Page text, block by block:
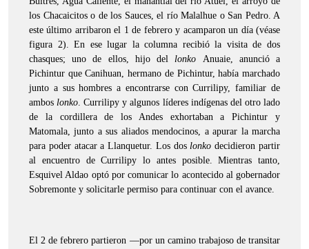
los Chacaicitos o de los Sauces, el río Malalhue o San Pedro. A
este último arribaron el 1 de febrero y acamparon un día (véase
figura 2). En ese lugar la columna recibió la visita de dos
chasques; uno de ellos, hijo dellonko Anuaie, anunció a
Pichintur que Canihuan, hermano de Pichintur, había marchado
junto a sus hombres a encontrarse con Currilipy, familiar de
amboslonko. Currilipy y algunos líderes indígenas del otro lado
de la cordillera de los Andes exhortaban a Pichintur y
Matomala, junto a sus aliados mendocinos, a apurar la marcha
para poder atacar a Llanquetur. Los doslonkodecidieron partir
al encuentro de Currilipy lo antes posible. Mientras tanto,
Esquivel Aldao optó por comunicar lo acontecido al gobernador
Sobremonte y solicitarle permiso para continuar con el avance.
El 2 de febrero partieron —por un camino trabajoso de transitar